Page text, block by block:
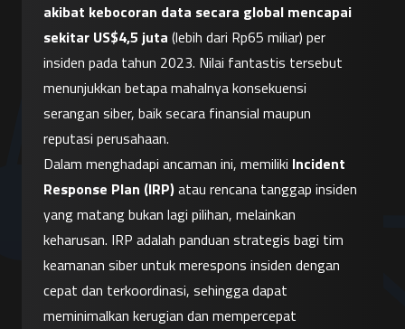
akibat kebocoran data secara global mencapai
sekitar US$4,5 juta (lebih dari Rp65 miliar) per
insiden pada tahun 2023. Nilai fantastis tersebut
menunjukkan betapa mahalnya konsekuensi
serangan siber, baik secara finansial maupun
reputasi perusahaan.
Dalam menghadapi ancaman ini, memiliki Incident
Response Plan (IRP) atau rencana tanggap insiden
yang matang bukan lagi pilihan, melainkan
keharusan. IRP adalah panduan strategis bagi tim
keamanan siber untuk merespons insiden dengan
cepat dan terkoordinasi, sehingga dapat
meminimalkan kerugian dan mempercepat